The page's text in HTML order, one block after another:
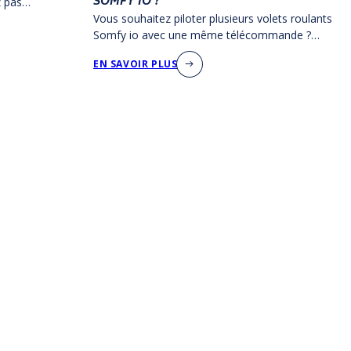
a
Vous souhaitez piloter plusieurs volets roulants
Somfy io avec une même télécommande ?
AMC Production vous explique comme
programmer votre télécommande groupée
EN SAVOIR PLUS